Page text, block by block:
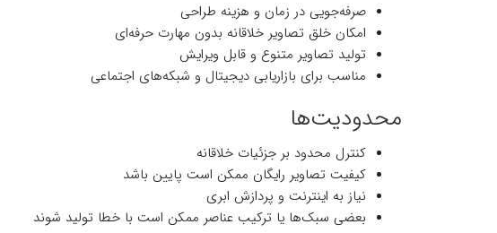
صرفه‌جویی در زمان و هزینه طراحی
امکان خلق تصاویر خلاقانه بدون مهارت حرفه‌ای
تولید تصاویر متنوع و قابل ویرایش
مناسب برای بازاریابی دیجیتال و شبکه‌های اجتماعی
محدودیت‌ها
کنترل محدود بر جزئیات خلاقانه
کیفیت تصاویر رایگان ممکن است پایین باشد
نیاز به اینترنت و پردازش ابری
بعضی سبک‌ها یا ترکیب عناصر ممکن است با خطا تولید شوند